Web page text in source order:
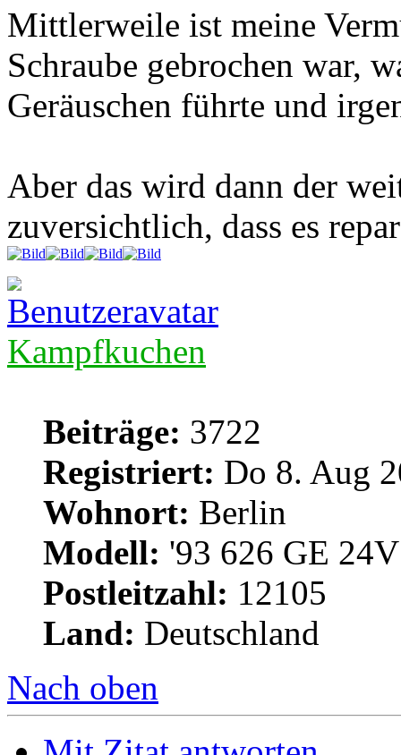
Mittlerweile ist meine
Schraube gebrochen war,
Geräuschen führte und
Aber das wird dann der
zuversichtlich, dass es
Kampfkuchen
Beiträge: 3722
Registriert: Do 8. Aug
Wohnort: Berlin
Modell: '93 626 GE
Postleitzahl: 12105
Land: Deutschland
Nach oben